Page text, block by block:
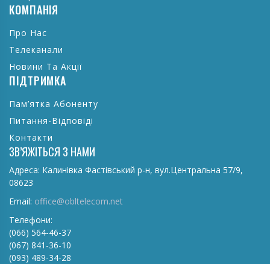
КОМПАНІЯ
Про Нас
Телеканали
Новини Та Акції
ПІДТРИМКА
Пам’ятка Абоненту
Питання-Відповіді
Контакти
ЗВ’ЯЖІТЬСЯ З НАМИ
Адреса: Калинівка Фастівський р-н, вул.Центральна 57/9,
08623
Email: office@obltelecom.net
Телефони:
(066) 564-46-37
(067) 841-36-10
(093) 489-34-28